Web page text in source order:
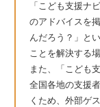
「こども支援ナ
のアドバイスを
んだろう？」と
ことを解決する
また、「こども
全国各地の支援
くため、外部ゲ